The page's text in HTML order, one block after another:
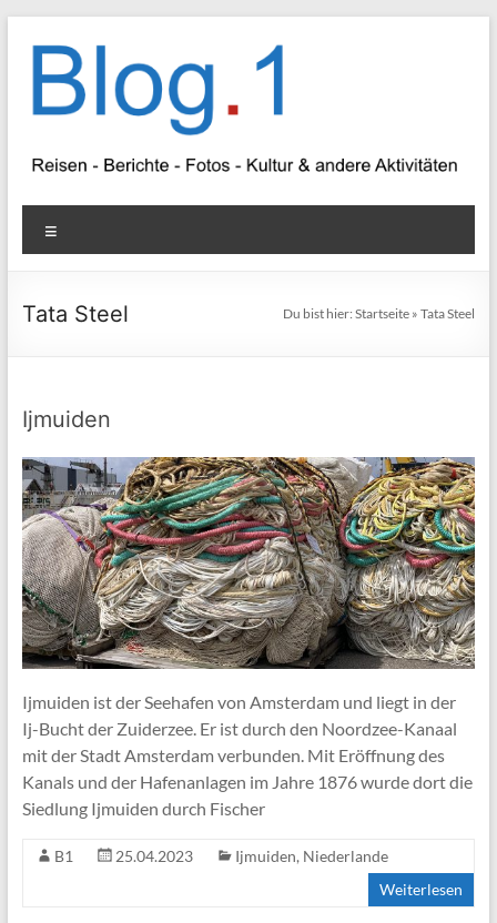
Inhalt
springen
Blog
1
Reisen
Fotos
Kultur
&
andere
Aktivitäten
Tata Steel Du bist hier:Startseite »Tata Steel
Ijmuiden
Ijmuiden ist der Seehafen von Amsterdam und liegt in der
Ij-Bucht der Zuiderzee. Er ist durch den Noordzee-Kanaal
mit der Stadt Amsterdam verbunden. Mit Eröffnung des
Kanals und der Hafenanlagen im Jahre 1876 wurde dort die
Siedlung Ijmuiden durch Fischer
B1 25.04.2023 Ijmuiden, Niederlande
Weiterlesen